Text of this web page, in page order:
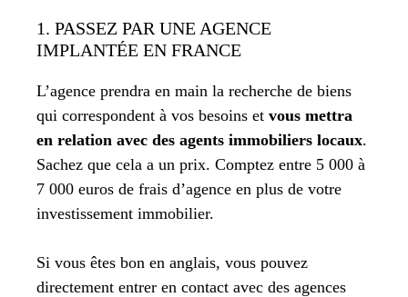
1. PASSEZ PAR UNE AGENCE
IMPLANTÉE EN FRANCE
L’agence prendra en main la recherche de biens
qui correspondent à vos besoins et vous mettra
en relation avec des agents immobiliers locaux.
Sachez que cela a un prix. Comptez entre 5 000 à
7 000 euros de frais d’agence en plus de votre
investissement immobilier.
Si vous êtes bon en anglais, vous pouvez
directement entrer en contact avec des agences